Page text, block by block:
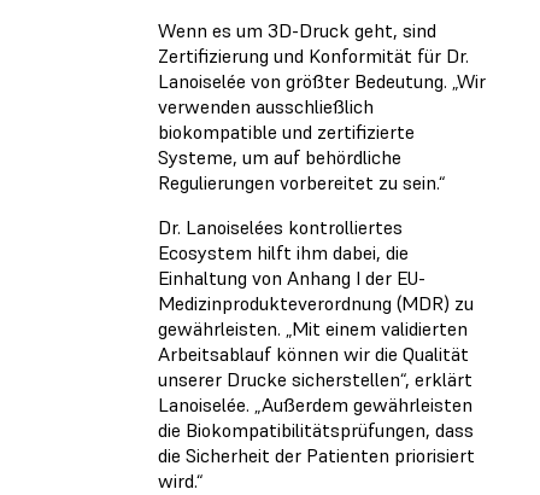
Wenn es um 3D-Druck geht, sind
Zertifizierung und Konformität für Dr.
Lanoiselée von größter Bedeutung. „Wir
verwenden ausschließlich
biokompatible und zertifizierte
Systeme, um auf behördliche
Regulierungen vorbereitet zu sein.“
Dr. Lanoiselées kontrolliertes
Ecosystem hilft ihm dabei, die
Einhaltung von Anhang I der EU-
Medizinprodukteverordnung (MDR) zu
gewährleisten. „Mit einem validierten
Arbeitsablauf können wir die Qualität
unserer Drucke sicherstellen“, erklärt
Lanoiselée. „Außerdem gewährleisten
die Biokompatibilitätsprüfungen, dass
die Sicherheit der Patienten priorisiert
wird.“